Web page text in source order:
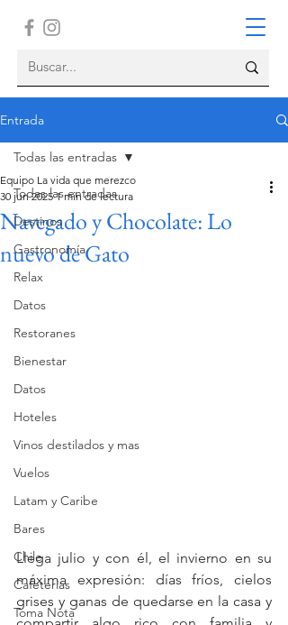
Entrada
Todas las entradas
Destinos
Gastronomía
Relax
Datos
Restoranes
Bienestar
Datos
Hoteles
Vinos destilados y mas
Vuelos
Latam y Caribe
Bares
Chile
Cafeterias
Toma Nota
Todas las entradas
Navegado y Chocolate: Lo
nuevo de Gato
Equipo La vida que merezco
30 jun 2025 1 min de lectura
Llega julio y con él, el invierno en su
máxima expresión: días fríos, cielos
grises y ganas de quedarse en la casa y